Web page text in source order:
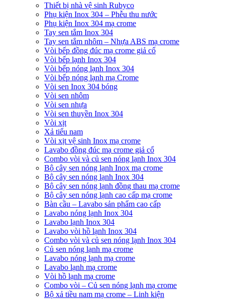
Thiết bị nhà vệ sinh Rubyco
Phụ kiện Inox 304 – Phễu thu nước
Phụ kiện Inox 304 mạ crome
Tay sen tắm Inox 304
Tay sen tắm nhôm – Nhựa ABS mạ crome
Vòi bếp đồng đúc mạ crome giả cổ
Vòi bếp lạnh Inox 304
Vòi bếp nóng lạnh Inox 304
Vòi bếp nóng lạnh mạ Crome
Vòi sen Inox 304 bóng
Vòi sen nhôm
Vòi sen nhựa
Vòi sen thuyền Inox 304
Vòi xịt
Xả tiểu nam
Vòi xịt vệ sinh Inox mạ crome
Lavabo đồng đúc mạ crome giả cổ
Combo vòi và củ sen nóng lạnh Inox 304
Bộ cây sen nóng lạnh Inox mạ crome
Bộ cây sen nóng lạnh Inox 304
Bộ cây sen nóng lạnh đồng thau mạ crome
Bộ cây sen nóng lạnh cao cấp mạ crome
Bàn cầu – Lavabo sản phẩm cao cấp
Lavabo nóng lạnh Inox 304
Lavabo lạnh Inox 304
Lavabo vòi hồ lạnh Inox 304
Combo vòi và củ sen nóng lạnh Inox 304
Củ sen nóng lạnh mạ crome
Lavabo nóng lạnh mạ crome
Lavabo lạnh mạ crome
Vòi hồ lạnh mạ crome
Combo vòi – Củ sen nóng lạnh mạ crome
Bộ xả tiều nam mạ crome – Linh kiện